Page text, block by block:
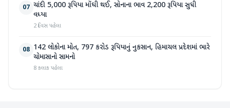
07 ચાંદી 5,000 રૂપિયા મોંઘી થઈ, સોનાના ભાવ 2,200 રૂપિયા સુધી
વધ્યા
2 દિવસ પહેલા
08 142 લોકોના મોત, 797 કરોડ રૂપિયાનું નુકસાન, હિમાચલ પ્રદેશમાં ભારે
ચોમાસાનો સામનો
8 કલાક પહેલા